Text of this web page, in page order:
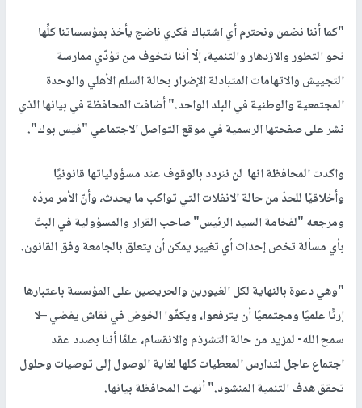
"كما أننا نضمن ونحترم أي اشتباك فكري ناضج يأخذ بمؤسساتنا كلِّها
نحو التطور والازدهار والتنمية، إلّا أننا نتخوف من تؤدّي ممارسة
التجييش والاتهامات المتبادلة الإضرار بحالة السلم الأهلي والوحدة
المجتمعية والوطنية في البلد الواحد." أضافت المحافظة في بيانها الذي
نشر على صفحتها الرسمية في موقع التواصل الاجتماعي "فيس بوك".
واكدت المحافظة انها لن ننردد بالوقوف عند مسؤولياتها قانونيًا
وأخلاقيًا للحدّ من حالة الانفلات التي تواكب ما يحدث، وأنّ الأمر مردّه
ومرجعه "لفخامة السيد الرئيس" صاحب القرار والمسؤولية في البتّ
بأي مسألة تخص إحداث أي تغيير يمكن أن يتعلق بالجامعة وفق القانون.
"وهي دعوة بالنهاية لكل الغيورين والحريصين على المؤسسة باعتبارها
إرثًا علميًا ومجتمعيًا أن يترفعوا، ويكفّوا الخوض في نقاش يفضي –لا
سمح الله- لمزيد من حالة التشرذم والانقسام، علمًا أننا بصدد عقد
اجتماع عاجل لتدارس المعطيات كلها لغاية الوصول إلى توصيات وحلول
تحقق هدف التنمية المنشود." أنهت المحافظة بيانها.